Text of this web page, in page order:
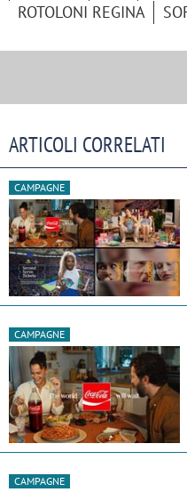
ROTOLONI REGINA
ARTICOLI CORRELATI
CAMPAGNE
CAMPAGNE
CAMPAGNE